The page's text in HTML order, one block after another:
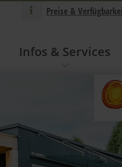
Preise &
Infos & Services